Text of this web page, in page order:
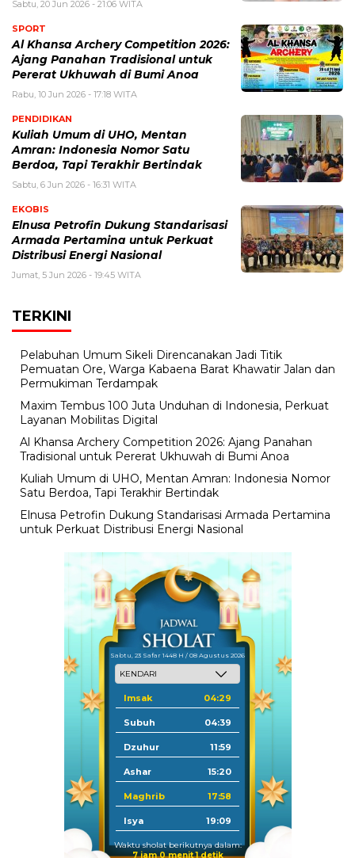
Sabtu, 20 Jun 2026 - 21:06 WITA
SPORT
Al Khansa Archery Competition 2026:
Ajang Panahan Tradisional untuk
Pererat Ukhuwah di Bumi Anoa
Rabu, 10 Jun 2026 - 17:18 WITA
PENDIDIKAN
Kuliah Umum di UHO, Mentan
Amran: Indonesia Nomor Satu
Berdoa, Tapi Terakhir Bertindak
Sabtu, 6 Jun 2026 - 16:31 WITA
EKOBIS
Elnusa Petrofin Dukung Standarisasi
Armada Pertamina untuk Perkuat
Distribusi Energi Nasional
Jumat, 5 Jun 2026 - 19:45 WITA
TERKINI
Pelabuhan Umum Sikeli Direncanakan Jadi Titik
Pemuatan Ore, Warga Kabaena Barat Khawatir Jalan dan
Permukiman Terdampak
Maxim Tembus 100 Juta Unduhan di Indonesia, Perkuat
Layanan Mobilitas Digital
Al Khansa Archery Competition 2026: Ajang Panahan
Tradisional untuk Pererat Ukhuwah di Bumi Anoa
Kuliah Umum di UHO, Mentan Amran: Indonesia Nomor
Satu Berdoa, Tapi Terakhir Bertindak
Elnusa Petrofin Dukung Standarisasi Armada Pertamina
untuk Perkuat Distribusi Energi Nasional
Sabtu, 23 Safar 1448 H / 08 Agustus 2026
Imsak 04:29
Subuh 04:39
Dzuhur 11:59
Ashar 15:20
Maghrib 17:58
Isya 19:09
Waktu sholat berikutnya dalam:
7 jam 0 menit 1 detik